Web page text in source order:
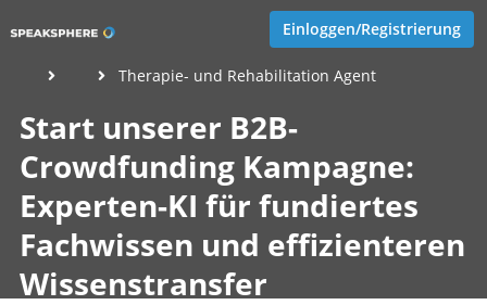
Einloggen/Registrierung
Therapie- und Rehabilitation Agent
Start unserer B2B-
Crowdfunding Kampagne:
Experten-KI für fundiertes
Fachwissen und effizienteren
Wissenstransfer